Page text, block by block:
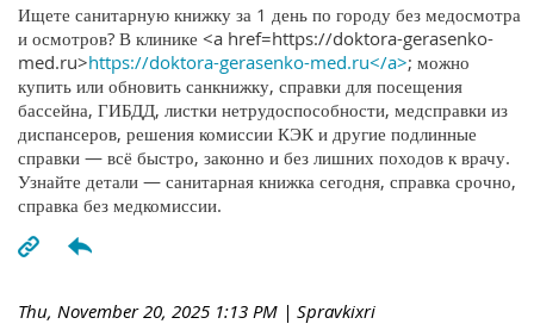
Ищете санитарную книжку за 1 день по городу без медосмотра
и осмотров? В клинике <a href=https://doktora-gerasenko-
med.ru>https://doktora-gerasenko-med.ru</a>; можно
купить или обновить санкнижку, справки для посещения
бассейна, ГИБДД, листки нетрудоспособности, медсправки из
диспансеров, решения комиссии КЭК и другие подлинные
справки — всё быстро, законно и без лишних походов к врачу.
Узнайте детали — санитарная книжка сегодня, справка срочно,
справка без медкомиссии.
Thu, November 20, 2025 1:13 PM | Spravkixri